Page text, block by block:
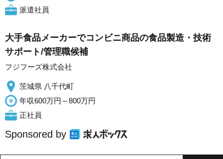
派遣社員
大手食品メーカーでコンビニ商品の食品製造・技術
サポート/管理職候補
フジフーズ株式会社
茨城県 八千代町
年収600万円～800万円
正社員
Sponsored by